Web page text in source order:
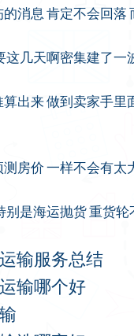
消息 肯定不会回
这几天啊密集建了
出来 做到卖家手
房价 一样不会有
别是海运抛货 重货
输服务总结
输哪个好